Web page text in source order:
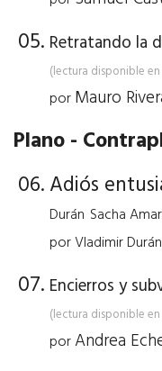
Retratando la
(lectura disponible
porMauro
Plano -
Adiós
Durán Sacha
por Vladimir Durán
Encierros y
(lectura disponible
porAndrea